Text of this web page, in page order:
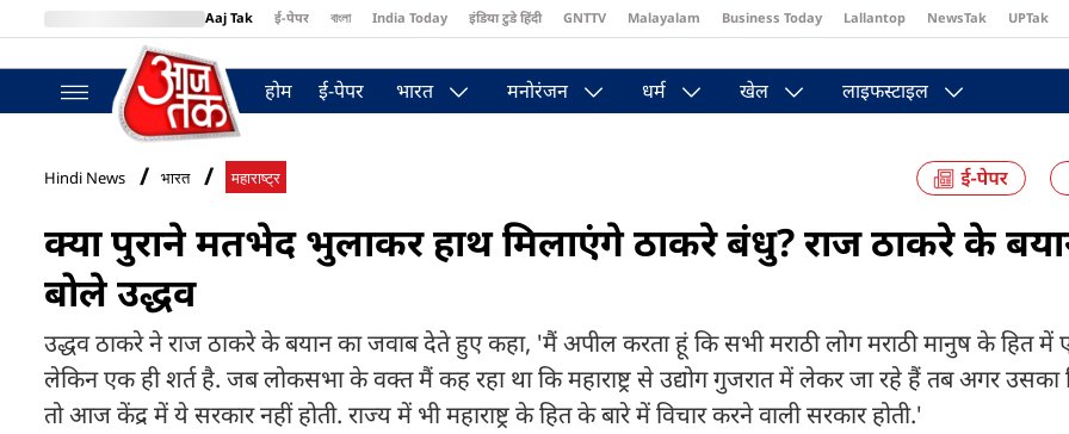
Aaj Tak ई-पेपर বাংলা India Today इंडिया टुडे हिंदी GNTTV Malayalam Business Today Lallantop NewsTak UPTak
BT Bazaar
होम ई-पेपर भारत मनोरंजन धर्म खेल लाइफस्टाइल
Hindi News भारत महाराष्ट्र
क्या पुराने मतभेद भुलाकर हाथ मिलाएंगे ठाकरे बंधु? राज ठाकरे के
बोले उद्धव
उद्धव ठाकरे ने राज ठाकरे के बयान का जवाब देते हुए कहा, 'मैं अपील करता हूं कि सभी मराठी लोग मराठी मानुष के हित
लेकिन एक ही शर्त है. जब लोकसभा के वक्त मैं कह रहा था कि महाराष्ट्र से उद्योग गुजरात में लेकर जा रहे हैं तब अगर उसका
तो आज केंद्र में ये सरकार नहीं होती. राज्य में भी महाराष्ट्र के हित के बारे में विचार करने वाली सरकार होती.'